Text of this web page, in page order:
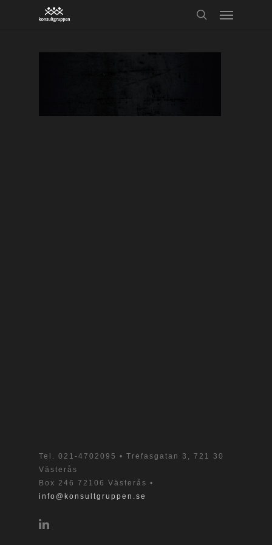
Tel. 021-4702095 • Trefasgatan 3, 721 30
Västerås
Box 246 72106 Västerås •
info@konsultgruppen.se